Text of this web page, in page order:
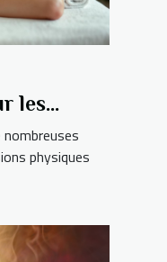
les
nombreuses
physiques